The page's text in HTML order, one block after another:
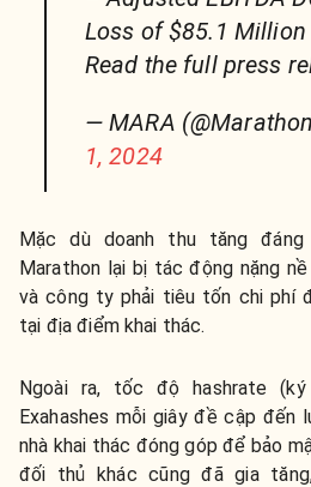
Loss of $85.1 Million
Read the full press
— MARA
1, 2024
Mặc dù doanh thu tăng
Marathon lại bị tác động nặng
và công ty phải tiêu tốn chi phí
tại địa điểm khai thác.
Ngoài ra, tốc độ hashrate (
Exahashes mỗi giây đề cập đến
nhà khai thác đóng góp để bảo
đối thủ khác cũng đã gia